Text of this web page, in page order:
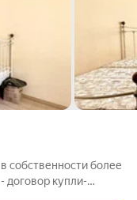
собственности более
договор купли-